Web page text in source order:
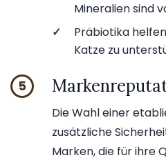
Mineralien sind
✓
Präbiotika
Katze zu
5
Die Wahl einer
zusätzliche
Marken, die für ihre